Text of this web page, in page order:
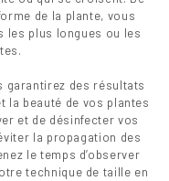
de la plante, vous
les plus longues ou les
garantirez des résultats
la beauté de vos plantes
et de désinfecter vos
la propagation des
le temps d’observer
technique de taille en